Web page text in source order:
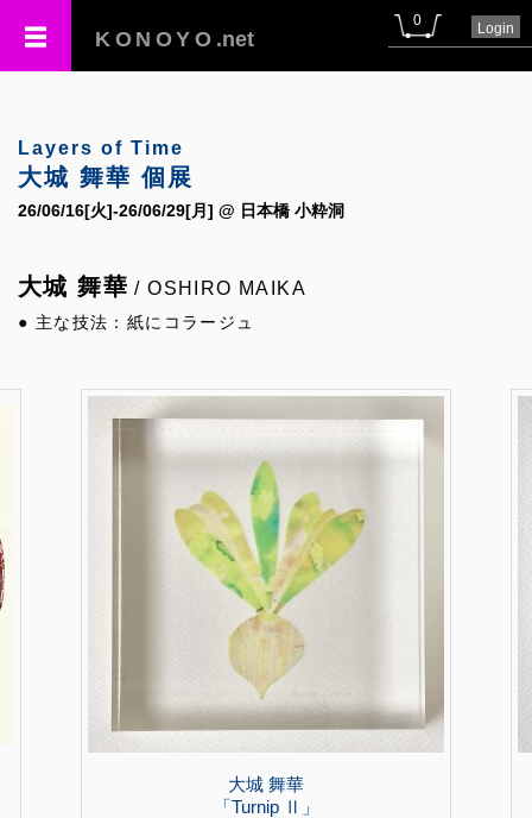
KONOYO .net
0 Login
Layers of Time
大城 舞華 個展
26/06/16[火]-26/06/29[月] @ 日本橋 小粋洞
大城 舞華 / OSHIRO MAIKA
● 主な技法：紙にコラージュ
大城 舞華
「Turnip Ⅱ」